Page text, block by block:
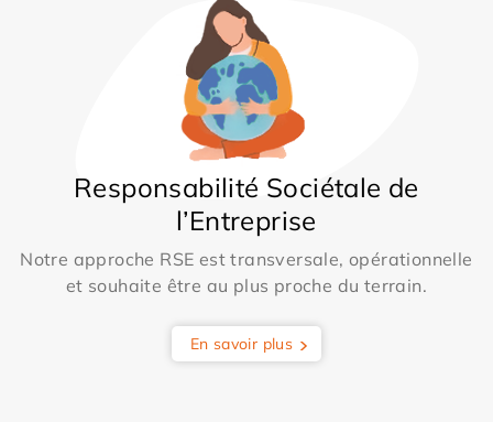
Responsabilité Sociétale de
l’Entreprise
Notre approche RSE est transversale, opérationnelle
et souhaite être au plus proche du terrain.
En savoir plus